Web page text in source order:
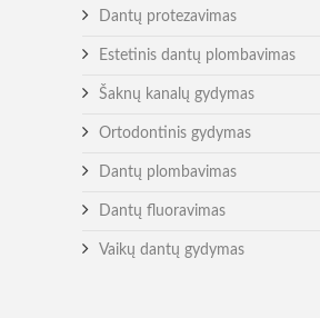
Dantų protezavimas
Estetinis dantų plombavimas
Šaknų kanalų gydymas
Ortodontinis gydymas
Dantų plombavimas
Dantų fluoravimas
Vaikų dantų gydymas